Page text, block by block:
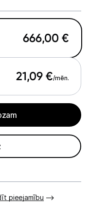
666,00 €
21,09 €/mēn.
pieejamību